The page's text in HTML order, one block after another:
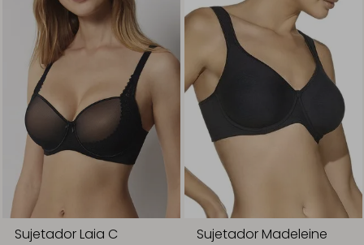
Sujetador Laia C Sujetador Madeleine